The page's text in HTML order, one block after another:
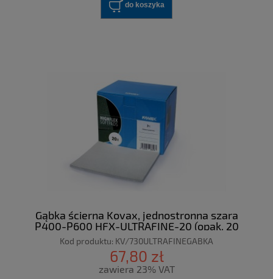
do koszyka
Gąbka ścierna Kovax, jednostronna szara
P400-P600 HFX-ULTRAFINE-20 (opak. 20
sztuk)
Kod produktu: KV/730ULTRAFINEGABKA
67,80 zł
zawiera 23% VAT